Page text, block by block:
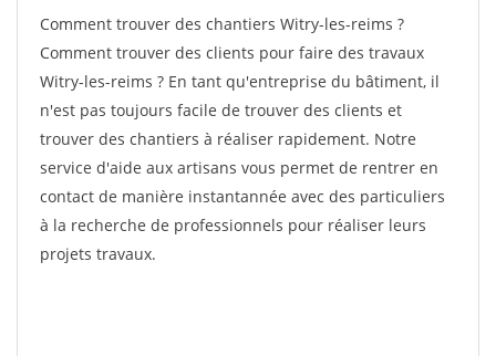
Comment trouver des chantiers Witry-les-reims ?
Comment trouver des clients pour faire des travaux
Witry-les-reims ? En tant qu'entreprise du bâtiment, il
n'est pas toujours facile de trouver des clients et
trouver des chantiers à réaliser rapidement. Notre
service d'aide aux artisans vous permet de rentrer en
contact de manière instantannée avec des particuliers
à la recherche de professionnels pour réaliser leurs
projets travaux.